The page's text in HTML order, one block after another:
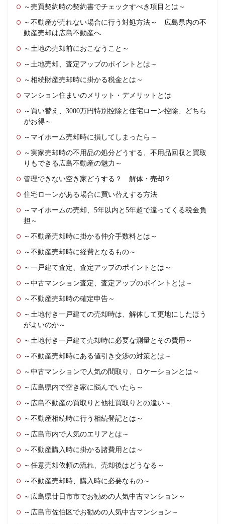
～売買契約時の契約書でチェックすべき項目とは～
～不動産が売れない場合に行う対処方法～ 広島県内の不
動産売却は広島不動産へ
～土地の売却前におこなうこと～
～土地売却、査定アップのポイントとは～
～相続財産売却時に掛かる税金とは～
マンション住まいのメリット・デメリットとは
～買い替え、3000万円特別控除と住宅ローン控除、どちら
がお得～
～マイホーム売却時に損してしまったら～
～実家売却時の不用品の処分どうする、不用品回収と買取
りもできる広島不動産の魅力～
管理できない空き家どうする？ 解体・売却？
住宅ローンがある場合に買い替えする方法
～マイホームの売却、5年以内と5年超で違ってくる税金負
担～
～不動産売却時に掛かる仲介手数料とは～
～不動産売却時に経費となるもの～
～一戸建て査定、査定アップのポイントとは～
～中古マンション査定、査定アップのポイントとは～
～不動産売却時の確定申告～
～土地付き一戸建ての売却時は、解体して更地にしたほう
がよいのか～
～土地付き一戸建て売却時に必要な測量とその費用～
～不動産売却時にある値引き交渉の対策とは～
～中古マンションで人気の間取り、ロケーションとは～
～広島県内で空き家に悩んでいたら～
～広島不動産の買取りと他社買取りとの違い～
～不動産相続時に行う相続登記とは～
～広島市内で人気のエリアとは～
～不動産購入時に掛かる諸費用とは～
～任意売却依頼の流れ、売却後はどうなる～
～不動産売却時、購入時に必要なもの～
～広島県廿日市市でお勧めの人気中古マンション～
～広島市佐伯区でお勧めの人気中古マンション～